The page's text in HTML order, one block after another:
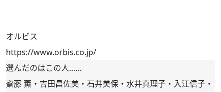
オルビス
https://www.orbis.co.jp/
選んだのはこの人……
齋藤 薫・吉田昌佐美・石井美保・水井真理子・入江信子・